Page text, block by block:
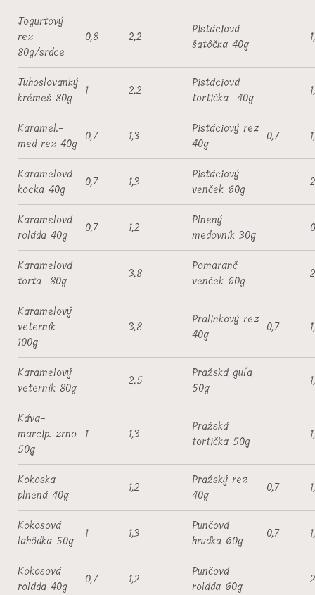
Jogurtový
rez
80g/srdce
0,8 2,2
Pistáciová
šatôčka 40g
Juhoslovanký
krémeš 80g
1 2,2
Pistáciová
tortička 40g
Karamel.-
med rez 40g 0,7 1,3
Pistáciový rez
40g
0,7
Karamelová
kocka 40g
0,7 1,3
Pistáciový
venček 60g
Karamelová
roláda 40g
0,7 1,2
Plnený
medovník 30g
Karamelová
torta 80g
3,8
Pomaranč
venček 60g
Karamelový
veterník
100g
3,8
Pralinkový rez
40g
0,7
Karamelový
veterník 80g
2,5
Pražská guľa
50g
Káva-
marcip. zrno
50g
1 1,3
Pražská
tortička 50g
Kokoska
plnená 40g
1,2
Pražský rez
40g
0,7
Kokosová
lahôdka 50g
1 1,3
Punčová
hrudka 60g
0,7
Kokosová
roláda 40g
0,7 1,2
Punčová
roláda 60g